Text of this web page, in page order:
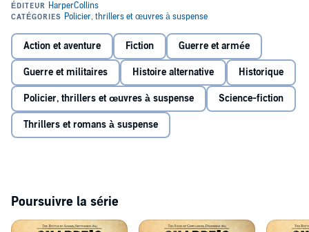
The fortress of Mysore is considered impregnable, but one of the
the man to outwit enemies from both sides is Sharpe . . .
‘A master storyteller’DAILY TELEGRAPH
Action et aventure Fiction Guerre et armée
Guerre et militaires Histoire alternative Historique
Policier, thrillers et œuvres à suspense Science-fiction
Thrillers et romans à suspense
Poursuivre la série